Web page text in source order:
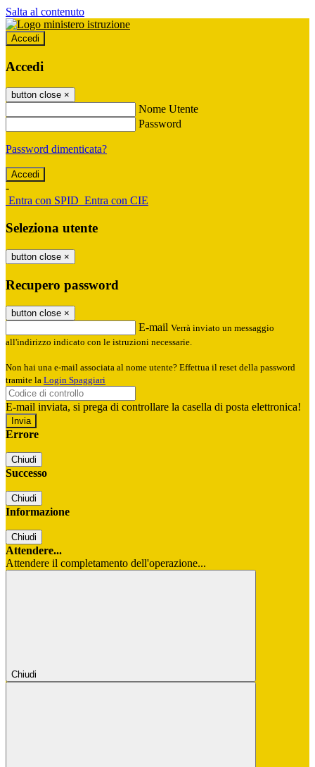
Salta al contenuto
Accedi
Accedi
button close ×
Nome Utente
Password
Password dimenticata?
-
Entra con SPID Entra con CIE
Seleziona utente
button close ×
Recupero password
button close ×
E-mail Verrà inviato un messaggio
all'indirizzo indicato con le istruzioni necessarie.
Non hai una e-mail associata al nome utente? Effettua il reset della password
tramite la Login Spaggiari
E-mail inviata, si prega di controllare la casella di posta elettronica!
Errore
Chiudi
Successo
Chiudi
Informazione
Chiudi
Attendere...
Attendere il completamento dell'operazione...
Chiudi